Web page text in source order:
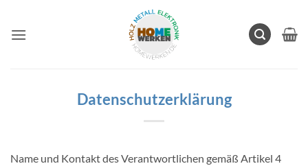
springen
Datenschutzerklärung
Name und Kontakt des Verantwortlichen gemäß Artikel 4